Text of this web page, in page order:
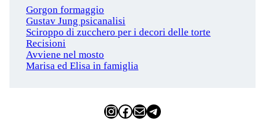
Gorgon formaggio
Gustav Jung psicanalisi
Sciroppo di zucchero per i decori delle torte
Recisioni
Avviene nel mosto
Marisa ed Elisa in famiglia
InstagramFacebook Email Telegram